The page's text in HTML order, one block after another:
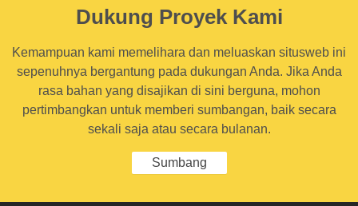
Dukung Proyek Kami
Kemampuan kami memelihara dan meluaskan situsweb ini
sepenuhnya bergantung pada dukungan Anda. Jika Anda
rasa bahan yang disajikan di sini berguna, mohon
pertimbangkan untuk memberi sumbangan, baik secara
sekali saja atau secara bulanan.
Sumbang